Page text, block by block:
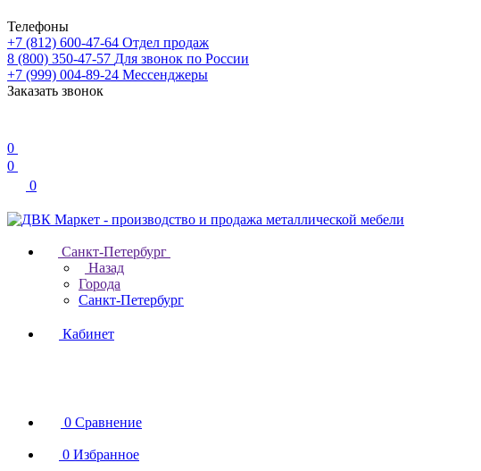
Телефоны
+7 (812) 600-47-64 Отдел продаж
8 (800) 350-47-57 Для звонок по России
+7 (999) 004-89-24 Мессенджеры
Заказать звонок
0
0
0
Санкт-Петербург
Назад
Города
Санкт-Петербург
Кабинет
0 Сравнение
0 Избранное